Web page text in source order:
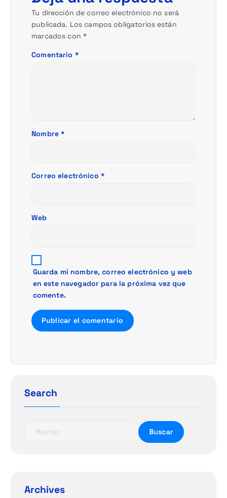
Tu dirección de correo electrónico no será
publicada. Los campos obligatorios están
marcados con *
Comentario *
Nombre*
Correo electrónico *
Web
Guarda mi nombre, correo electrónico y web
en este navegador para la próxima vez que
comente.
Search
r
:Archives